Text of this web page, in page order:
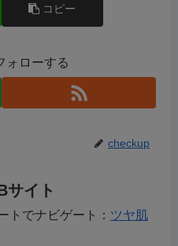
コピー
ォローする
checkup
サイト
でナビゲート： ツヤ肌